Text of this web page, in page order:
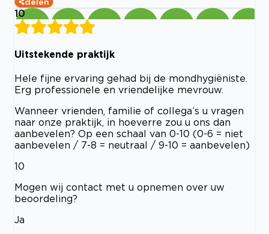
delen
10
Uitstekende praktijk
Hele fijne ervaring gehad bij de mondhygiëniste.
Erg professionele en vriendelijke mevrouw.
Wanneer vrienden, familie of collega’s u vragen
naar onze praktijk, in hoeverre zou u ons dan
aanbevelen? Op een schaal van 0-10 (0-6 = niet
aanbevelen / 7-8 = neutraal / 9-10 = aanbevelen)
10
Mogen wij contact met u opnemen over uw
beoordeling?
Ja